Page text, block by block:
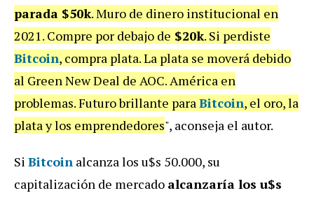
parada $50k. Muro de dinero institucional en
2021. Compre por debajo de $20k. Si perdiste
Bitcoin, compra plata. La plata se moverá debido
al Green New Deal de AOC. América en
problemas. Futuro brillante paraBitcoin, el oro, la
plata y los emprendedores", aconseja el autor.
Si Bitcoin alcanza los u$s 50.000, su
capitalización de mercado alcanzaría los u$s